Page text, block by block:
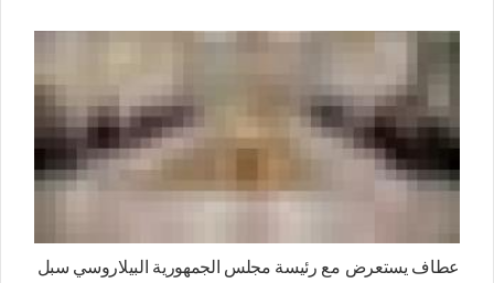
عطاف يستعرض مع رئيسة مجلس الجمهورية البيلاروسي سبل